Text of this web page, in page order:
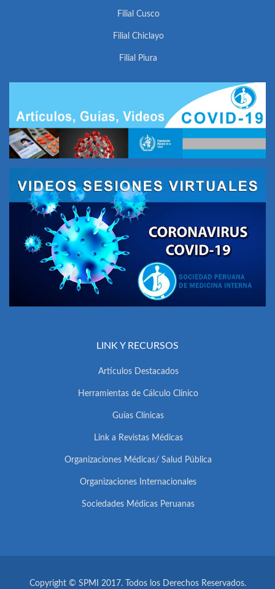
Filial Cusco
Filial Chiclayo
Filial Piura
LINK Y RECURSOS
Artículos Destacados
Herramientas de Cálculo Clínico
Guías Clínicas
Link a Revistas Médicas
Organizaciones Médicas/ Salud Pública
Organizaciones Internacionales
Sociedades Médicas Peruanas
Copyright © SPMI 2017. Todos los Derechos Reservados.